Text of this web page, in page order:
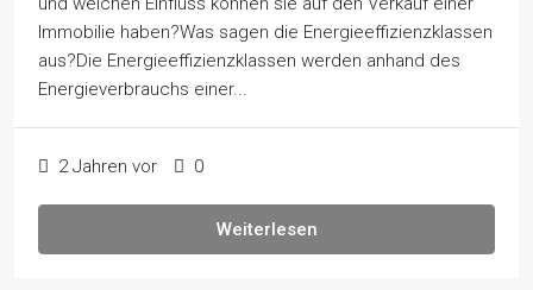
Immobilie haben?Was sagen die Energieeffizienzklassen
aus?Die Energieeffizienzklassen werden anhand des
Energieverbrauchs einer...
2 Jahren vor 0
Weiterlesen